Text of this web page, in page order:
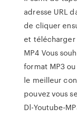
adresse URL
de cliquer
et télécharger
MP4 Vous
format MP3
le meilleur
pouvez vous
Dl-Youtube-